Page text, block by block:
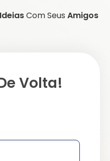
Com Seus Amigos
Volta!